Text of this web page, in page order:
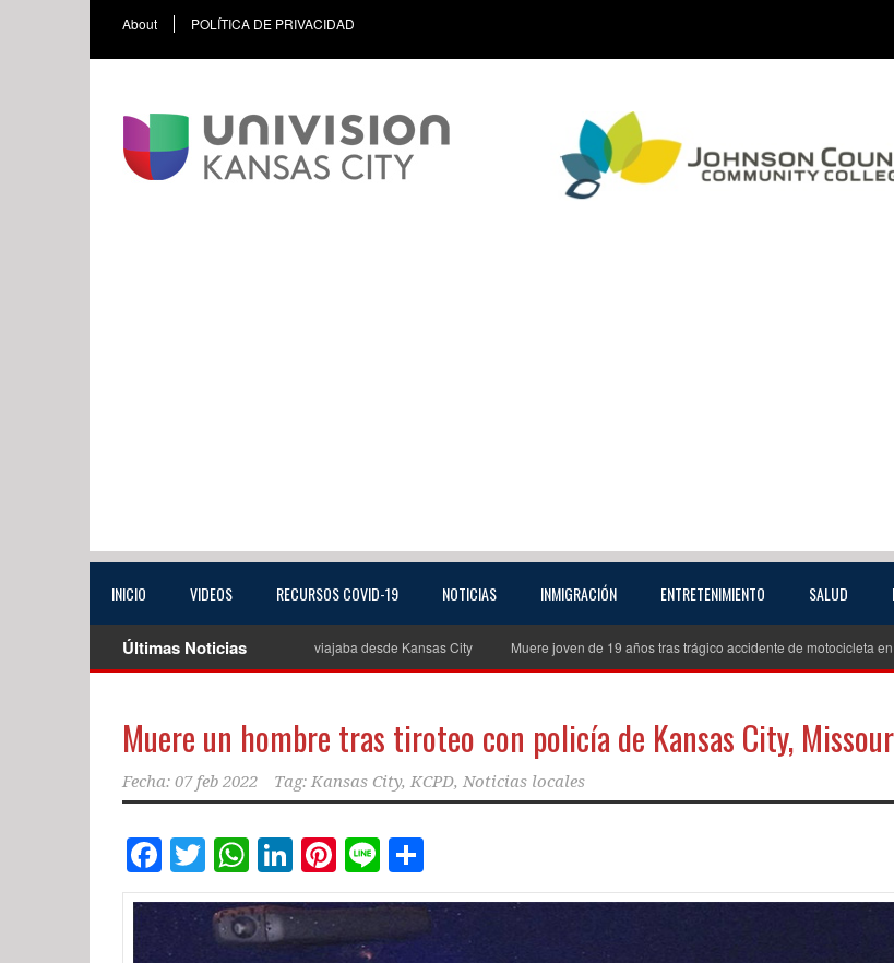
About POLÍTICA DE PRIVACIDAD
INICIO VIDEOS RECURSOS COVID-19 NOTICIAS INMIGRACIÓN ENTRETENIMIENTO SALUD
Últimas Noticias
buscan a conductora extraviada que viajaba desde Kansas City Muere joven de 19 años tras trágico accidente de motocicleta en
Muere un hombre tras tiroteo con policía de Kansas City,
Fecha: 07 feb 2022 Tag: Kansas City, KCPD, Noticias locales
Facebook
Twitter
WhatsApp
LinkedIn
Pinterest
Line